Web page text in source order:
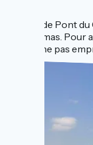
La ville de Pont
panoramas.
afin de ne pas